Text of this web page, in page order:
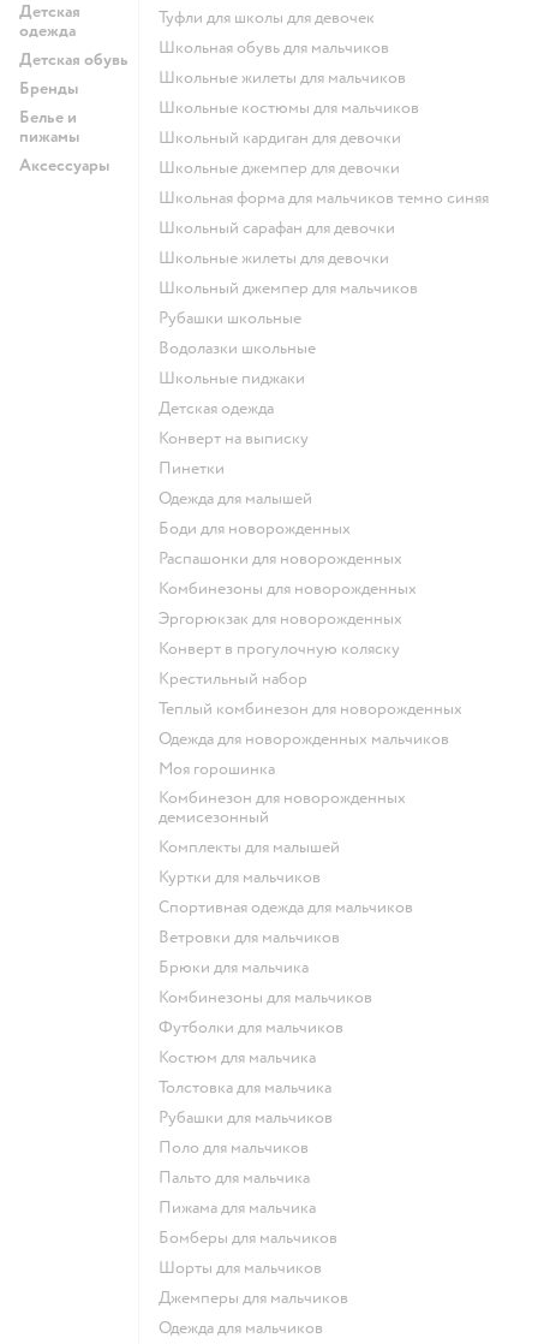
Детская
одежда
Детская обувь
Бренды
Белье и
пижамы
Аксессуары
Туфли для школы для девочек
Школьная обувь для мальчиков
Школьные жилеты для мальчиков
Школьные костюмы для мальчиков
Школьный кардиган для девочки
Школьные джемпер для девочки
Школьная форма для мальчиков темно синяя
Школьный сарафан для девочки
Школьные жилеты для девочки
Школьный джемпер для мальчиков
Рубашки школьные
Водолазки школьные
Школьные пиджаки
Детская одежда
Конверт на выписку
Пинетки
Одежда для малышей
Боди для новорожденных
Распашонки для новорожденных
Комбинезоны для новорожденных
Эргорюкзак для новорожденных
Конверт в прогулочную коляску
Крестильный набор
Теплый комбинезон для новорожденных
Одежда для новорожденных мальчиков
Моя горошинка
Комбинезон для новорожденных
демисезонный
Комплекты для малышей
Куртки для мальчиков
Спортивная одежда для мальчиков
Ветровки для мальчиков
Брюки для мальчика
Комбинезоны для мальчиков
Футболки для мальчиков
Костюм для мальчика
Толстовка для мальчика
Рубашки для мальчиков
Поло для мальчиков
Пальто для мальчика
Пижама для мальчика
Бомберы для мальчиков
Шорты для мальчиков
Джемперы для мальчиков
Одежда для мальчиков